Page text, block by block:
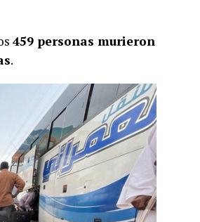
459 personas murieron
.